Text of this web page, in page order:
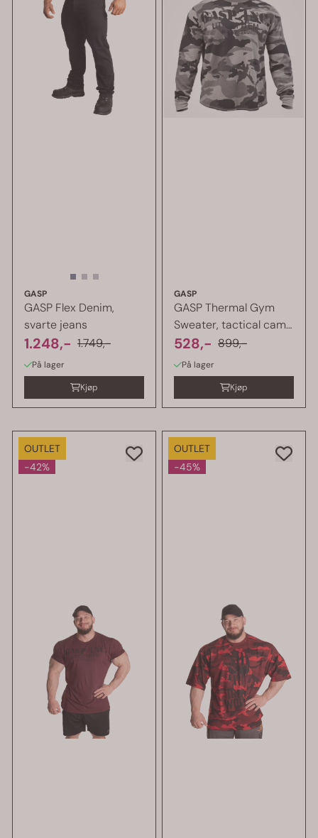
GASP
GASP Flex Denim,
svarte jeans
1.248,- 1.749,-
På lager
Kjøp
GASP
GASP Thermal Gym
Sweater, tactical camo
genser
528,- 899,-
På lager
Kjøp
OUTLET
-42%
OUTLET
-45%